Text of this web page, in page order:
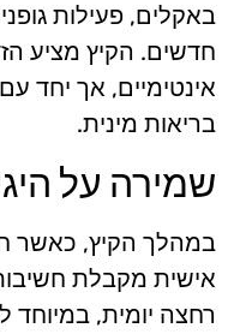
באקלים, פעילות
חדשים. הקיץ מציע
אינטימיים, אך יחד
בריאות מינית.
שמירה על
במהלך הקיץ, כאשר
אישית מקבלת
רחצה יומית, במיוחד